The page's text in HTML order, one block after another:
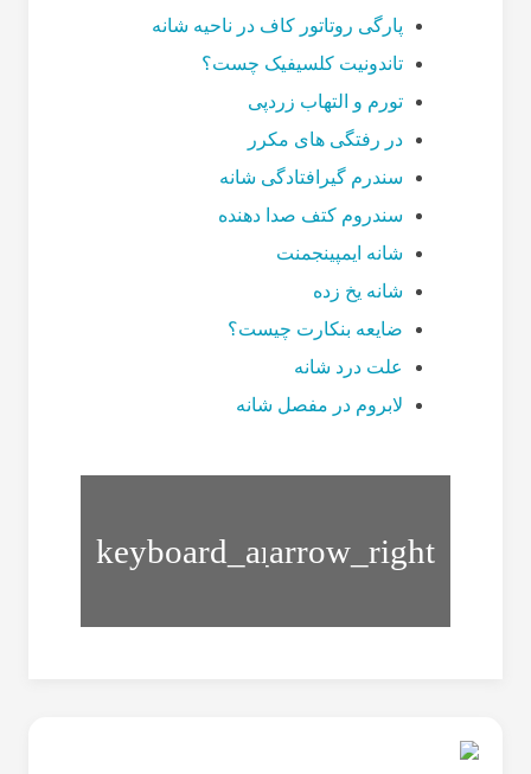
پارگی روتاتور کاف در ناحیه شانه
تاندونیت کلسیفیک چست؟
تورم و التهاب زردپی
در رفتگی های مکرر
سندرم گیرافتادگی شانه
سندروم کتف صدا دهنده
شانه ایمپینجمنت
شانه یخ زده
ضایعه بنکارت چیست؟
علت درد شانه
لابروم در مفصل شانه
های
گردن
های